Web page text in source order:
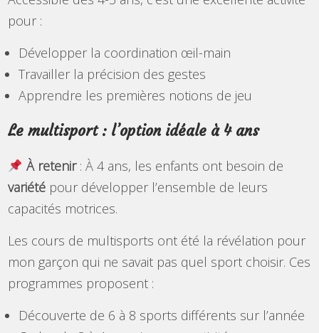
pour :
Développer la coordination œil-main
Travailler la précision des gestes
Apprendre les premières notions de jeu
Le multisport : l’option idéale à 4 ans
À retenir: À 4 ans, les enfants ont besoin de
variété pour développer l’ensemble de leurs
capacités motrices.
Les cours de multisports ont été la révélation pour
mon garçon qui ne savait pas quel sport choisir. Ces
programmes proposent :
Découverte de 6 à 8 sports différents sur l’année